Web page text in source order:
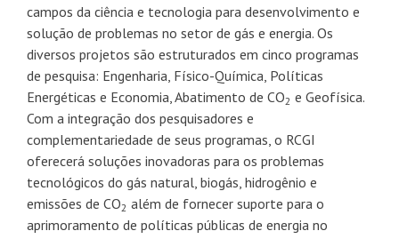
campos da ciência e tecnologia para desenvolvimento e
solução de problemas no setor de gás e energia. Os
diversos projetos são estruturados em cinco programas
de pesquisa: Engenharia, Físico-Química, Políticas
Energéticas e Economia, Abatimento de CO2 e Geofísica.
Com a integração dos pesquisadores e
complementariedade de seus programas, o RCGI
oferecerá soluções inovadoras para os problemas
tecnológicos do gás natural, biogás, hidrogênio e
emissões de CO2 além de fornecer suporte para o
aprimoramento de políticas públicas de energia no